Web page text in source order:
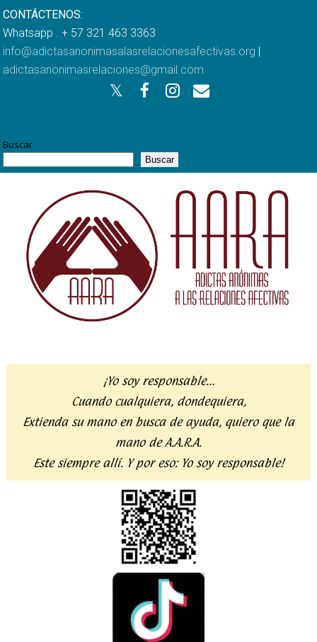
CONTÁCTENOS:
Whatsapp . + 57 321 463 3363
info@adictasanonimasalasrelacionesafectivas.org |
adictasanonimasrelaciones@gmail.com
Buscar
Buscar
¡Yo soy responsable…
Cuando cualquiera, dondequiera,
Extienda su mano en busca de ayuda, quiero que la
mano de A.A.R.A.
Este siempre allí. Y por eso: Yo soy responsable!